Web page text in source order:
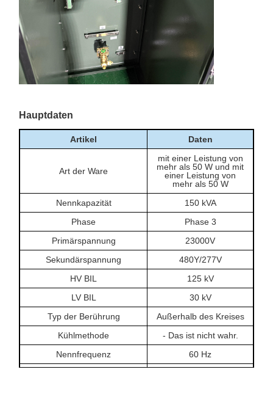
Hauptdaten
Artikel Daten
Art der Ware
mit einer Leistung von
mehr als 50 W und mit
einer Leistung von
mehr als 50 W
Nennkapazität
150 kVA
Phase
Phase 3
Primärspannung
23000V
Sekundärspannung
480Y/277V
HV BIL
125 kV
LV BIL
30 kV
Typ der Berührung
Außerhalb des Kreises
Kühlmethode
- Das ist nicht wahr.
Nennfrequenz
60 Hz